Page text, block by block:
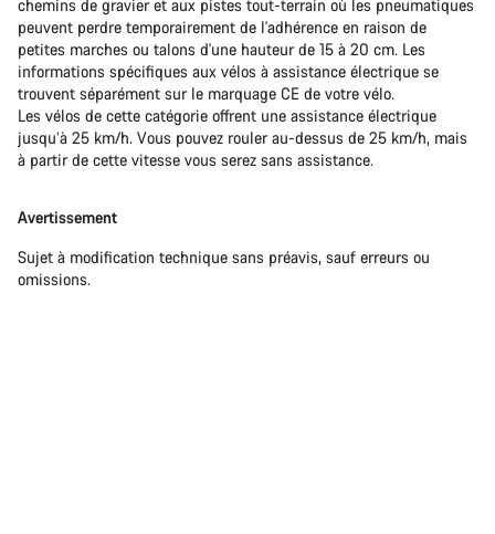
chemins de gravier et aux pistes tout-terrain où les pneumatiques
peuvent perdre temporairement de l'adhérence en raison de
petites marches ou talons d'une hauteur de 15 à 20 cm. Les
informations spécifiques aux vélos à assistance électrique se
trouvent séparément sur le marquage CE de votre vélo.
Les vélos de cette catégorie offrent une assistance électrique
jusqu’à 25 km/h. Vous pouvez rouler au-dessus de 25 km/h, mais
à partir de cette vitesse vous serez sans assistance.
Avertissement
Sujet à modification technique sans préavis, sauf erreurs ou
omissions.